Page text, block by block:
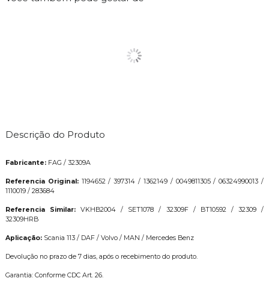
Descrição do Produto
Fabricante:FAG / 32309A
Referencia Original: 1194652 / 397314 / 1362149 / 0049811305 / 06324990013 /
1110019 / 283684
Referencia Similar:VKHB2004 / SET1078 / 32309F / BT10592 / 32309 /
32309HRB
Aplicação:Scania 113 / DAF / Volvo / MAN / Mercedes Benz
Devolução no prazo de 7 dias, após o recebimento do produto.
Garantia: Conforme CDC Art. 26.